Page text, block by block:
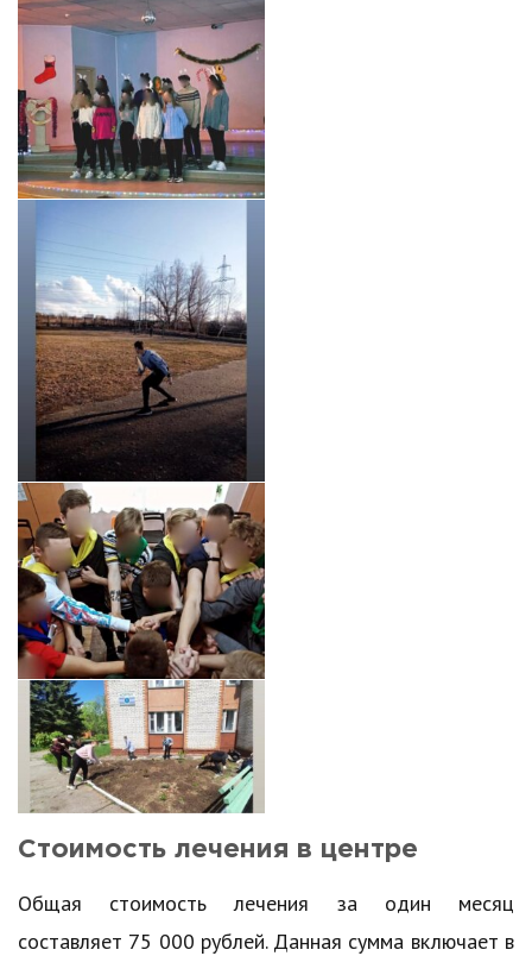
Стоимость лечения в центре
Общая стоимость лечения за один месяц
составляет 75 000 рублей. Данная сумма включает в